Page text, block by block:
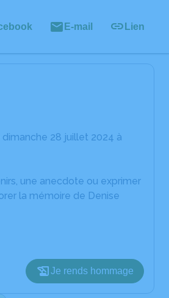
E-mail Lien
28 juillet 2024 à
une anecdote ou exprimer
la mémoire de Denise
Je rends hommage